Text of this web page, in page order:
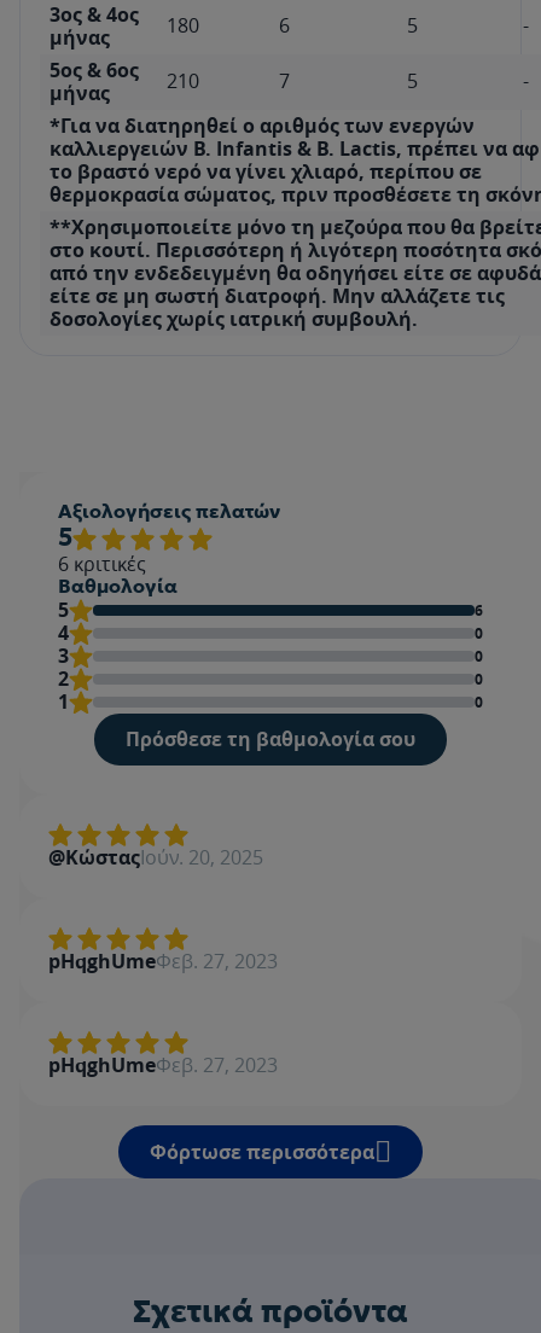
3ος & 4ος
μήνας
180 6 5
-
5ος & 6ος
μήνας
210 7 5
-
*Για να διατηρηθεί ο αριθμός των ενεργών
καλλιεργειών B. Infantis & B. Lactis, πρέπει να
το βραστό νερό να γίνει χλιαρό, περίπου σε
θερμοκρασία σώματος, πριν προσθέσετε τη
**Χρησιμοποιείτε μόνο τη μεζούρα που θα
στο κουτί. Περισσότερη ή λιγότερη ποσότητα
από την ενδεδειγμένη θα οδηγήσει είτε σε
είτε σε μη σωστή διατροφή. Μην αλλάζετε τις
δοσολογίες χωρίς ιατρική συμβουλή.
Αξιολογήσεις πελατών
5
6 κριτικές
Βαθμολογία
5 6
4 0
3 0
2 0
1 0
Πρόσθεσε τη βαθμολογία σου
Όνομα
Γράψε μία κριτική
@ΚώσταςΙούν. 20, 2025
pHqghUmeΦεβ. 27, 2023
pHqghUmeΦεβ. 27, 2023
Φόρτωσε περισσότερα
Σχετικά προϊόντα